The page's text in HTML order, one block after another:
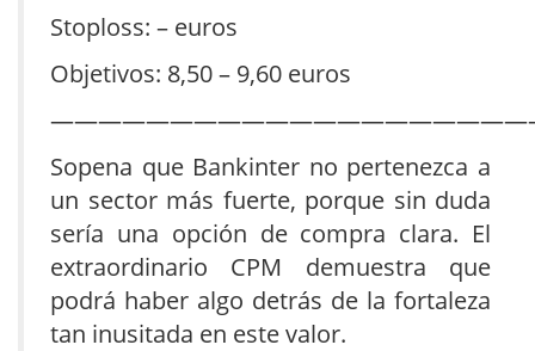
Stoploss: – euros
Objetivos: 8,50 – 9,60 euros
Sopena que Bankinter no pertenezca a
un sector más fuerte, porque sin duda
sería una opción de compra clara. El
extraordinario CPM demuestra que
podrá haber algo detrás de la fortaleza
tan inusitada en este valor.